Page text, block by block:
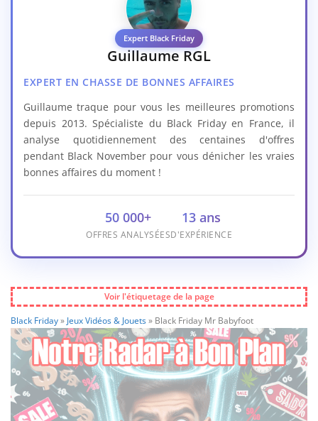
Expert Black Friday
Guillaume RGL
EXPERT EN CHASSE DE BONNES AFFAIRES
Guillaume traque pour vous les meilleures promotions
depuis 2013. Spécialiste du Black Friday en France, il
analyse quotidiennement des centaines d'offres
pendant Black November pour vous dénicher les vraies
bonnes affaires du moment !
50 000+
OFFRES ANALYSÉES
13 ans
D'EXPÉRIENCE
Voir l'étiquetage de la page
Black Friday» Jeux Vidéos & Jouets» Black Friday Mr Babyfoot